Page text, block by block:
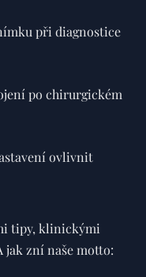
při diagnostice
po chirurgickém
ovlivnit
tipy, klinickými
zní naše motto: